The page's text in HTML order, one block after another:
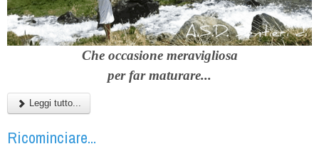
Che occasione meravigliosa
per far maturare...
Leggi tutto...
Ricominciare...